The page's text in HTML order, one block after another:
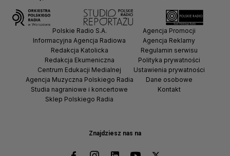
Znajdziesz nas na
Polskie Radio S.A.
Informacyjna Agencja Radiowa
Redakcja Katolicka
Redakcja Ekumeniczna
Centrum Edukacji Medialnej
Agencja Muzyczna Polskiego Radia
Studia nagraniowe i koncertowe
Sklep Polskiego Radia
Agencja Promocji
Agencja Reklamy
Regulamin serwisu
Polityka prywatności
Ustawienia prywatności
Dane osobowe
Kontakt